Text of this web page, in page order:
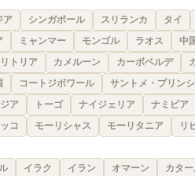
ア シンガポール スリランカ
タイ
ミャンマー モンゴル ラオス 中
トリア カメルーン カーボベルデ
コートジボワール
サントメ・プリン
ア トーゴ ナイジェリア
ナミビア
コ モーリシャス モーリタニア
リ
イラク イラン オマーン カタ